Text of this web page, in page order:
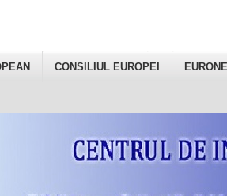
CONSILIUL EUROPEI